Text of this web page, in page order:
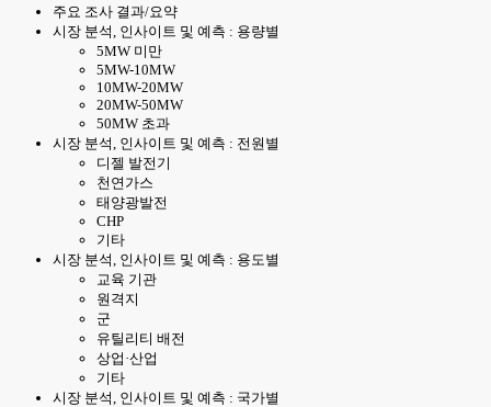
주요 조사 결과/요약
시장 분석, 인사이트 및 예측 : 용량별
5MW 미만
5MW-10MW
10MW-20MW
20MW-50MW
50MW 초과
시장 분석, 인사이트 및 예측 : 전원별
디젤 발전기
천연가스
태양광발전
CHP
기타
시장 분석, 인사이트 및 예측 : 용도별
교육 기관
원격지
군
유틸리티 배전
상업·산업
기타
시장 분석, 인사이트 및 예측 : 국가별